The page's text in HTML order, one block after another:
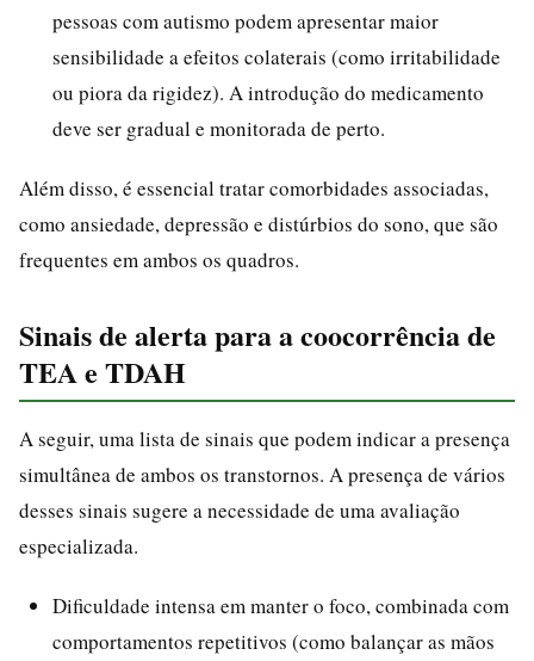
pessoas com autismo podem apresentar maior
sensibilidade a efeitos colaterais (como irritabilidade
ou piora da rigidez). A introdução do medicamento
deve ser gradual e monitorada de perto.
Além disso, é essencial tratar comorbidades associadas,
como ansiedade, depressão e distúrbios do sono, que são
frequentes em ambos os quadros.
Sinais de alerta para a coocorrência de
TEA e TDAH
A seguir, uma lista de sinais que podem indicar a presença
simultânea de ambos os transtornos. A presença de vários
desses sinais sugere a necessidade de uma avaliação
especializada.
Dificuldade intensa em manter o foco, combinada com
comportamentos repetitivos (como balançar as mãos